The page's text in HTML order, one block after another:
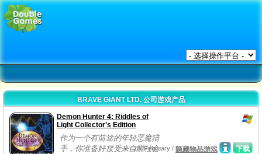
BRAVE GIANT LTD. 公司游戏产品
Demon Hunter 4: Riddles of
Light Collector's Edition
作为一个有前途的年轻恶魔猎
手，你准备好接受来自黑社会
下载
28, February / 隐藏物品游戏